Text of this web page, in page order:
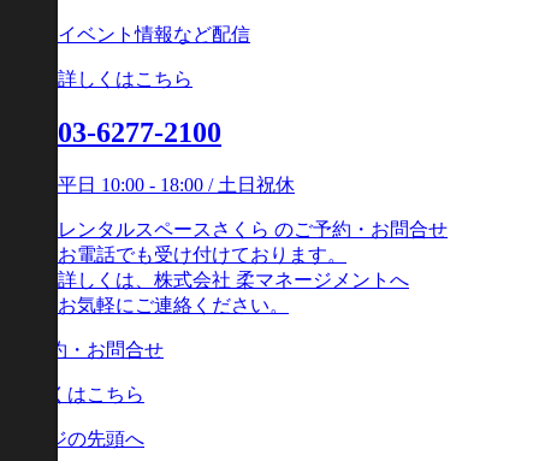
イベント情報など配信
詳しくはこちら
03-6277-2100
平日 10:00 - 18:00 / 土日祝休
レンタルスペースさくら のご予約・お問合せ
お電話でも受け付けております。
詳しくは、株式会社 柔マネージメントへ
お気軽にご連絡ください。
ご予約・お問合せ
詳しくはこちら
ページの先頭へ